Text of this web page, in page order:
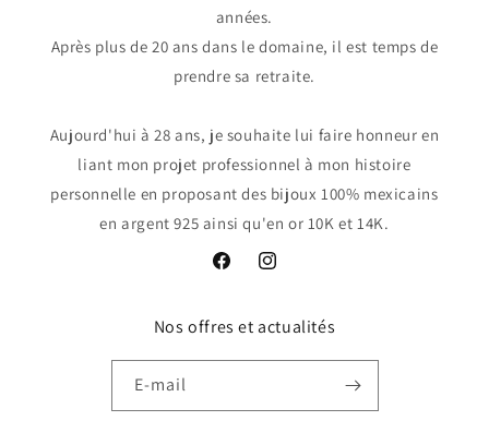
années.
Après plus de 20 ans dans le domaine, il est temps de
prendre sa retraite.
Aujourd'hui à 28 ans, je souhaite lui faire honneur en
liant mon projet professionnel à mon histoire
personnelle en proposant des bijoux 100% mexicains
en argent 925 ainsi qu'en or 10K et 14K.
FacebookInstagram
Nos offres et actualités
E-mail